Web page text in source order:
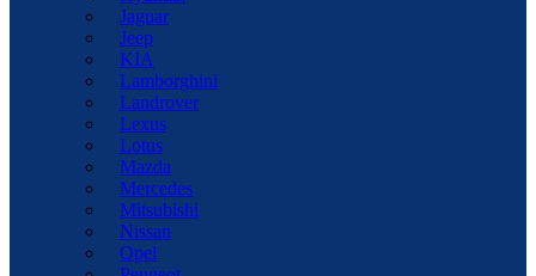
Jaguar
Jeep
KIA
Lamborghini
Landrover
Lexus
Lotus
Mazda
Mercedes
Mitsubishi
Nissan
Opel